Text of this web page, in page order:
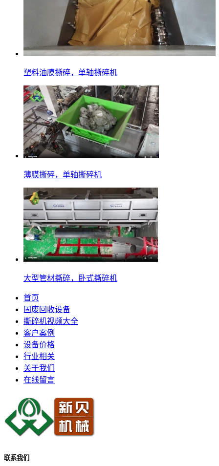
塑料油膜撕碎，单轴撕碎机
薄膜撕碎，单轴撕碎机
大型管材撕碎，卧式撕碎机
首页
固废回收设备
撕碎机视频大全
客户案例
设备价格
行业相关
关于我们
在线留言
联系我们